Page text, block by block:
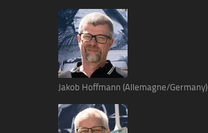
Jakob Hoffmann (Allemagne/Germany)